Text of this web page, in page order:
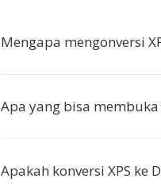
Mengapa mengonversi
Apa yang bisa membuka
Apakah konversi XPS ke